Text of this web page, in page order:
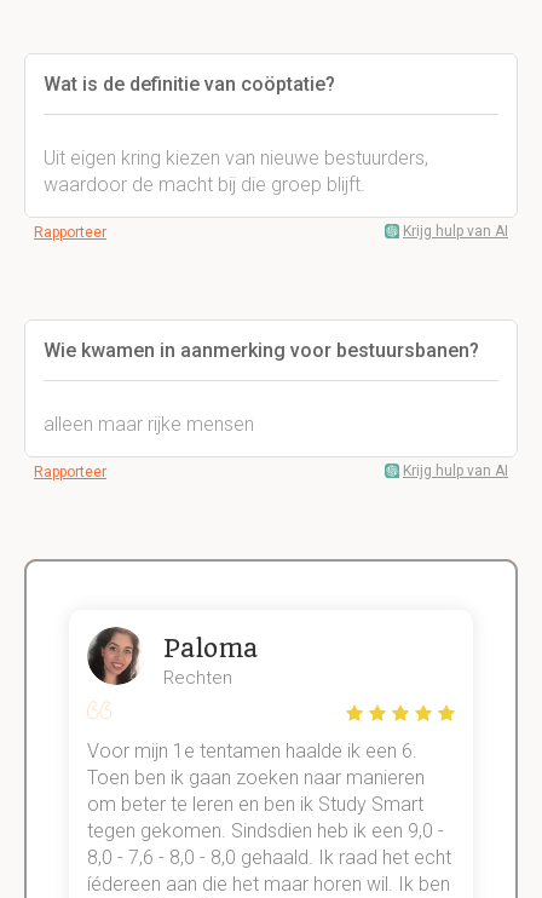
Wat is de definitie van coöptatie?
Uit eigen kring kiezen van nieuwe bestuurders,
waardoor de macht bij die groep blijft.
Rapporteer Krijg hulp van AI
Wie kwamen in aanmerking voor bestuursbanen?
alleen maar rijke mensen
Rapporteer Krijg hulp van AI
Paloma
Rechten
Voor mijn 1e tentamen haalde ik een 6.
Toen ben ik gaan zoeken naar manieren
om beter te leren en ben ik Study Smart
tegen gekomen. Sindsdien heb ik een 9,0 -
8,0 - 7,6 - 8,0 - 8,0 gehaald. Ik raad het echt
íédereen aan die het maar horen wil. Ik ben